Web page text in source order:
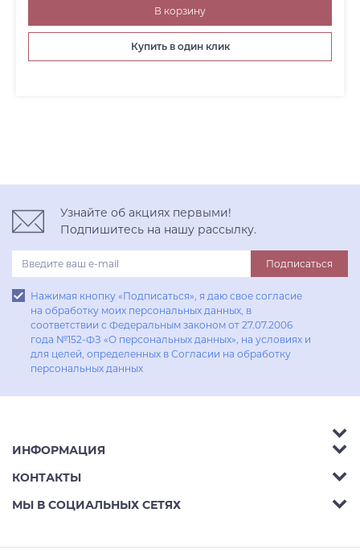
В корзину
Купить в один клик
Узнайте об акциях первыми!
Подпишитесь на нашу рассылку.
Подписаться
Нажимая кнопку «Подписаться», я даю свое согласие
на обработку моих персональных данных, в
соответствии с Федеральным законом от 27.07.2006
года №152-ФЗ «О персональных данных», на условиях и
для целей, определенных в Согласии на обработку
персональных данных
Аксессуары
Гостиные
Кабинеты
ИНФОРМАЦИЯ
Акции
Доставка
КОНТАКТЫ
Телефон: 8 (800) 302-42-39
МЫ В СОЦИАЛЬНЫХ СЕТЯХ